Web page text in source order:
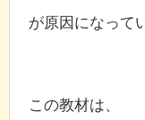
が原因になって
この教材は、